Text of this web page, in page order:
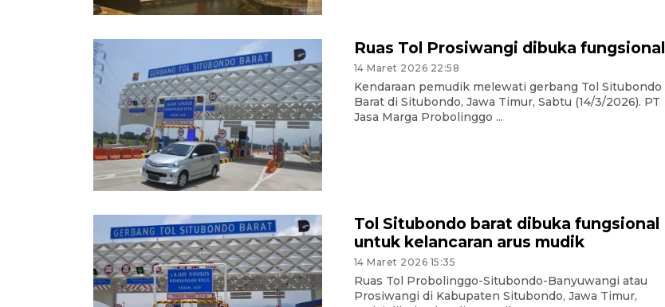
Ruas Tol Prosiwangi dibuka fungsional
14 Maret 2026 22:58
Kendaraan pemudik melewati gerbang Tol Situbondo
Barat di Situbondo, Jawa Timur, Sabtu (14/3/2026). PT
Jasa Marga Probolinggo ...
Tol Situbondo barat dibuka fungsional
untuk kelancaran arus mudik
14 Maret 2026 15:35
Ruas Tol Probolinggo-Situbondo-Banyuwangi atau
Prosiwangi di Kabupaten Situbondo, Jawa Timur,